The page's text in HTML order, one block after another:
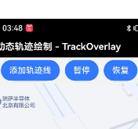
animationTime
5000,
})